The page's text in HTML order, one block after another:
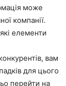
може
компанії.
елементи
вам
для цього
перейти на